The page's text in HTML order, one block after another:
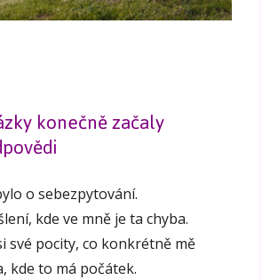
konečně začaly
o sebezpytování.
kde ve mně je ta chyba.
své pocity, co konkrétně mě
kde to má počátek.